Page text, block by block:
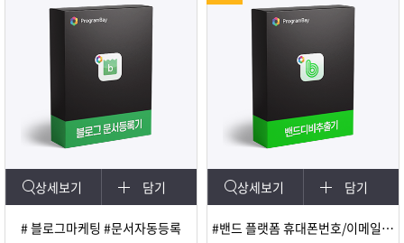
상세보기 담기
# 블로그마케팅 #문서자동등록
상세보기 담기
#밴드 플랫폼 휴대폰번호/이메일 추출